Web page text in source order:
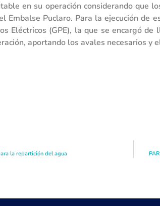
en su operación considerando que
Embalse Puclaro. Para la ejecución
Eléctricos (GPE), la que se encargó
aportando los avales necesarios y
la repartición del agua